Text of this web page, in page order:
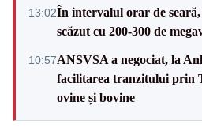
13:02În intervalul orar de
scăzut cu 200-300 de
10:57ANSVSA a negociat, la
facilitarea tranzitului prin
ovine și bovine